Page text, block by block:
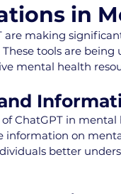
in
are making
tools are
mental health
ChatGPT in mental
information on
better